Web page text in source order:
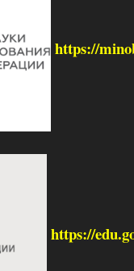
https://
https://